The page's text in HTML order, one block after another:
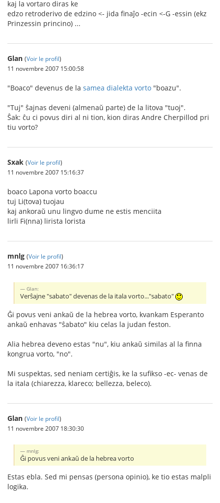
kaj la vortaro diras ke
edzo retroderivo de edzino <- jida finaĵo -ecin <-G -essin (ekz
Prinzessin princino) ...
Glan (Voir le profil)
11 novembre 2007 15:00:58
"Boaco" devenus de la samea dialekta vorto "boazu".
"Tuj" ŝajnas deveni (almenaŭ parte) de la litova "tuoj".
Ŝak: ĉu ci povus diri al ni tion, kion diras Andre Cherpillod pri
tiu vorto?
Sxak (Voir le profil)
11 novembre 2007 15:16:37
boaco Lapona vorto boaccu
tuj Li(tova) tuojau
kaj ankoraŭ unu lingvo dume ne estis menciita
lirli Fi(nna) lirista lorista
mnlg (Voir le profil)
11 novembre 2007 16:36:17
Glan:
Verŝajne "sabato" devenas de la itala vorto..."sabato"
Ĝi povus veni ankaŭ de la hebrea vorto, kvankam Esperanto
ankaŭ enhavas "ŝabato" kiu celas la judan feston.
Alia hebrea deveno estas "nu", kiu ankaŭ similas al la finna
kongrua vorto, "no".
Mi suspektas, sed neniam certiĝis, ke la sufikso -ec- venas de
la itala (chiarezza, klareco; bellezza, beleco).
Glan (Voir le profil)
11 novembre 2007 18:30:30
mnlg:
Ĝi povus veni ankaŭ de la hebrea vorto
Estas ebla. Sed mi pensas (persona opinio), ke tio estas malpli
logika.